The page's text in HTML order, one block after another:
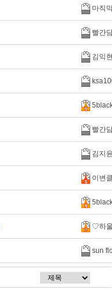
마직
빨간
김익현
빨간
김지윤
이변
♡하울
sun